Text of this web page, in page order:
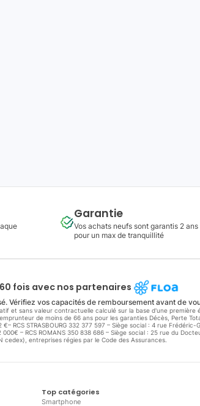
Garantie
Vos achats neufs sont garantis 2 ans
pour un max de tranquillité
fois avec nos partenaires
Vérifiez vos capacités de remboursement avant de
et sans valeur contractuelle calculé sur la base d'une
de moins de 66 ans pour les garanties Décès, Perte
STRASBOURG 332 377 597 – Siège social : 4 rue Frédéric-
– RCS ROMANS 350 838 686 – Siège social : 25 rue du
cedex), entreprises régies par le Code des Assurances.
Top catégories
Smartphone